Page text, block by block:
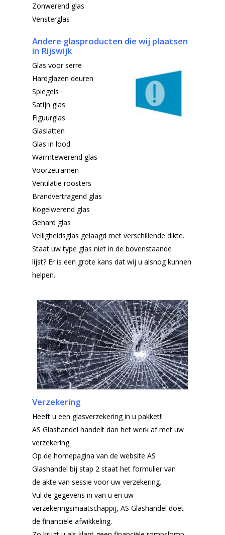
Zonwerend glas
Vensterglas
Andere glasproducten die wij plaatsen
in Rijswijk
Glas voor serre
Hardglazen deuren
Spiegels
Satijn glas
Figuurglas
Glaslatten
Glas in lood
Warmtewerend glas
Voorzetramen
Ventilatie roosters
Brandvertragend glas
Kogelwerend glas
Gehard glas
Veiligheidsglas gelaagd met verschillende dikte.
Staat uw type glas niet in de bovenstaande
lijst? Er is een grote kans dat wij u alsnog kunnen
helpen.
Verzekering
Heeft u een glasverzekering in u pakket!!
AS Glashandel handelt dan het werk af met uw
verzekering.
Op de homepagina van de website AS
Glashandel bij stap 2 staat het formulier van
de akte van sessie voor uw verzekering.
Vul de gegevens in van u en uw
verzekeringsmaatschappij, AS Glashandel doet
de financiële afwikkeling.